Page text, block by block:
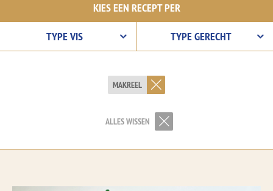
KIES EEN RECEPT PER
TYPE VIS TYPE GERECHT
MAKREEL
ALLES WISSEN